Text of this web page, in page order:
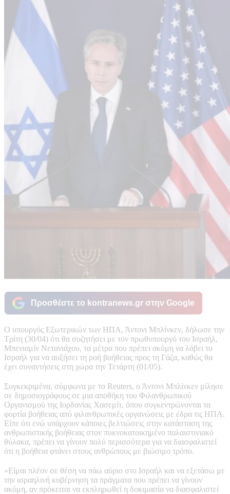
Προσθέστε το kontranews.gr στην Google
Ο υπουργός Εξωτερικών των ΗΠΑ, Άντονι Μπλίνκεν, δήλωσε την
Τρίτη (30/04) ότι θα συζητήσει με τον πρωθυπουργό του Ισραήλ,
Μπενιαμίν Νετανιάχου, τα μέτρα που πρέπει ακόμη να λάβει το
Ισραήλ για να αυξήσει τη ροή βοήθειας προς τη Γάζα, καθώς θα
έχει συναντήσεις στη χώρα την Τετάρτη (01/05).
Συγκεκριμένα, σύμφωνα με το Reuters, ο Άντονι Μπλίνκεν μίλησε
σε δημοσιογράφους σε μια αποθήκη του Φιλανθρωπικού
Οργανισμού της Ιορδανίας Χασεμίτ, όπου συγκεντρώνονται τα
φορτία βοήθειας από φιλανθρωπικές οργανώσεις με έδρα τις ΗΠΑ.
Είπε ότι ενώ υπάρχουν κάποιες βελτιώσεις στην κατάσταση της
ανθρωπιστικής βοήθειας στον πυκνοκατοικημένο παλαιστινιακό
θύλακα, πρέπει να γίνουν πολύ περισσότερα για να διασφαλιστεί
ότι η βοήθεια φτάνει στους ανθρώπους με βιώσιμο τρόπο.
«Είμαι πλέον σε θέση να πάω αύριο στο Ισραήλ και να εξετάσω με
την ισραηλινή κυβέρνηση τα πράγματα που πρέπει να γίνουν
ακόμη, αν πρόκειται να εκπληρωθεί η δοκιμασία να διασφαλιστεί